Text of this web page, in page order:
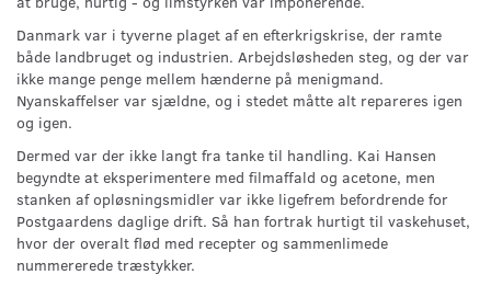
Danmark var i tyverne plaget af en efterkrigskrise, der ramte
både landbruget og industrien. Arbejdsløsheden steg, og der var
ikke mange penge mellem hænderne på menigmand.
Nyanskaffelser var sjældne, og i stedet måtte alt repareres igen
og igen.
Dermed var der ikke langt fra tanke til handling. Kai Hansen
begyndte at eksperimentere med filmaffald og acetone, men
stanken af opløsningsmidler var ikke ligefrem befordrende for
Postgaardens daglige drift. Så han fortrak hurtigt til vaskehuset,
hvor der overalt flød med recepter og sammenlimede
nummererede træstykker.